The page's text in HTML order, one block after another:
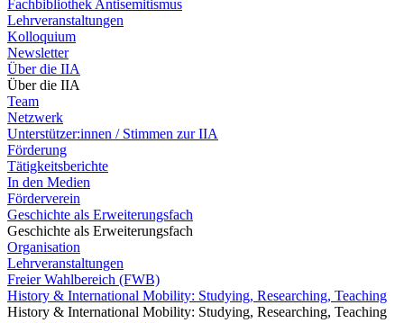
Fachbibliothek Antisemitismus
Lehrveranstaltungen
Kolloquium
Newsletter
Über die IIA
Über die IIA
Team
Netzwerk
Unterstützer:innen / Stimmen zur IIA
Förderung
Tätigkeitsberichte
In den Medien
Förderverein
Geschichte als Erweiterungsfach
Geschichte als Erweiterungsfach
Organisation
Lehrveranstaltungen
Freier Wahlbereich (FWB)
History & International Mobility: Studying, Researching, Teaching
History & International Mobility: Studying, Researching, Teaching